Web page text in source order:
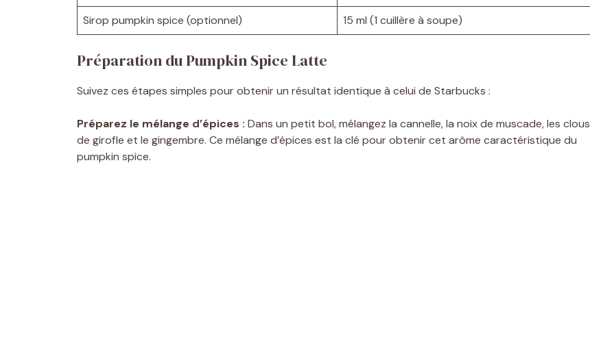
Sirop pumpkin spice (optionnel)
15 ml (1 cuillère à soupe)
Préparation du Pumpkin Spice Latte
Suivez ces étapes simples pour obtenir un résultat identique à celui de Starbucks :
Préparez le mélange d’épices : Dans un petit bol, mélangez la cannelle, la noix de muscade, les clous
de girofle et le gingembre. Ce mélange d’épices est la clé pour obtenir cet arôme caractéristique du
pumpkin spice.